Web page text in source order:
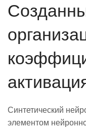
Синтетический
элементом